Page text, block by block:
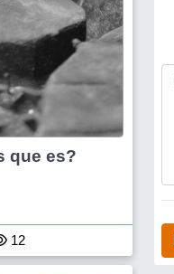
que es?
12